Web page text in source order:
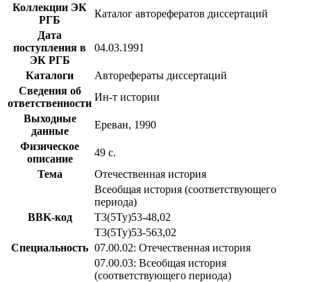
Коллекции ЭК
РГБ
Каталог авторефератов диссертаций
Дата
поступления в
ЭК РГБ
04.03.1991
Каталоги
Авторефераты диссертаций
Сведения об
ответственности
Ин-т истории
Выходные
данные
Ереван, 1990
Физическое
описание
49 с.
Тема
Отечественная история
Всеобщая история (соответствующего
периода)
BBK-код
Т3(5Ту)53-48,02
Т3(5Ту)53-563,02
Специальность 07.00.02: Отечественная история
07.00.03: Всеобщая история
(соответствующего периода)